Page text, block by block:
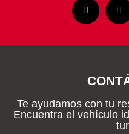
F
a
c
b
-
I
n
s
a
m
Te ayudamos con tu
Encuentra el vehículo